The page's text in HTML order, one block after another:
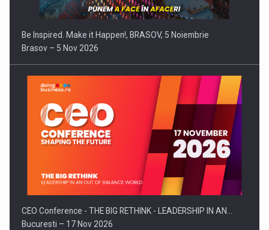
Be Inspired. Make it Happen!, BRASOV, 5 Noiembrie
Brasov – 5 Nov 2026
CEO Conference - THE BIG RETHINK - LEADERSHIP IN AN…
Bucuresti – 17 Nov 2026